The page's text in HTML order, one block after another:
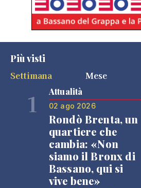
Più visti
Settimana
Mese
1 Attualità
02 ago 2026
Rondò Brenta, un
quartiere che
cambia: «Non
siamo il Bronx di
Bassano, qui si
vive bene»